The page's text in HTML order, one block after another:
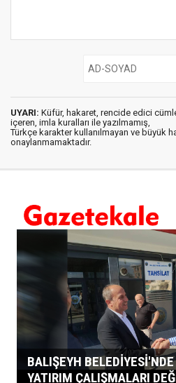
UYARI: Küfür, hakaret, rencide edici
içeren, imla kuralları ile yazılmamış,
Türkçe karakter kullanılmayan ve büyük
onaylanmamaktadır.